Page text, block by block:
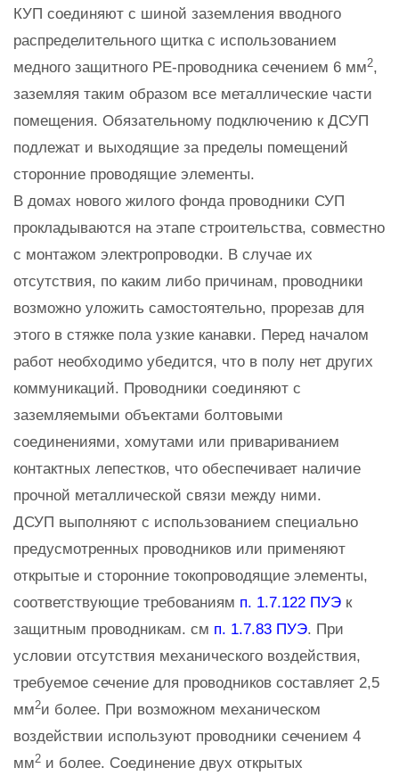
КУП соединяют с шиной заземления вводного
распределительного щитка с использованием
медного защитного PE-проводника сечением 6 мм2,
заземляя таким образом все металлические части
помещения. Обязательному подключению к ДСУП
подлежат и выходящие за пределы помещений
сторонние проводящие элементы.
В домах нового жилого фонда проводники СУП
прокладываются на этапе строительства, совместно
с монтажом электропроводки. В случае их
отсутствия, по каким либо причинам, проводники
возможно уложить самостоятельно, прорезав для
этого в стяжке пола узкие канавки. Перед началом
работ необходимо убедится, что в полу нет других
коммуникаций. Проводники соединяют с
заземляемыми объектами болтовыми
соединениями, хомутами или привариванием
контактных лепестков, что обеспечивает наличие
прочной металлической связи между ними.
ДСУП выполняют с использованием специально
предусмотренных проводников или применяют
открытые и сторонние токопроводящие элементы,
соответствующие требованиям п. 1.7.122 ПУЭ к
защитным проводникам. см п. 1.7.83 ПУЭ. При
условии отсутствия механического воздействия,
требуемое сечение для проводников составляет 2,5
мм2и более. При возможном механическом
воздействии используют проводники сечением 4
мм2 и более. Соединение двух открытых